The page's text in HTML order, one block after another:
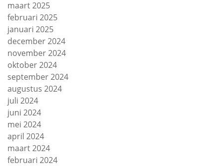
maart 2025
februari 2025
januari 2025
december 2024
november 2024
oktober 2024
september 2024
augustus 2024
juli 2024
juni 2024
mei 2024
april 2024
maart 2024
februari 2024